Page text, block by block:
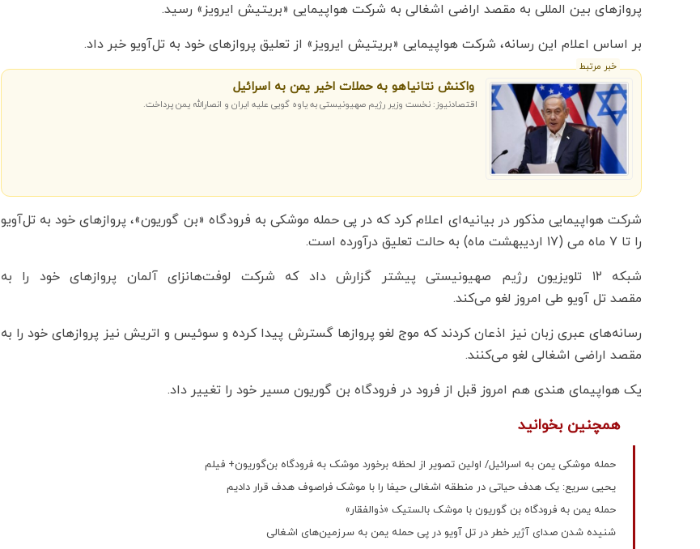
پروازهای بین المللی به مقصد اراضی اشغالی به شرکت هواپیمایی «بریتیش ایرویز» رسید.
بر اساس اعلام این رسانه، شرکت هواپیمایی «بریتیش ایرویز» از تعلیق پروازهای خود به تل‌آویو خبر داد.
خبر مرتبط
واکنش نتانیاهو به حملات اخیر یمن به اسرائیل
اقتصادنیوز: نخست وزیر رژیم صهیونیستی به یاوه گویی علیه ایران و انصارالله یمن پرداخت.
شرکت هواپیمایی مذکور در بیانیه‌ای اعلام کرد که در پی حمله موشکی به فرودگاه «بن گوریون»، پروازهای خود به تل‌آویو
را تا ۷ ماه می (۱۷ اردیبهشت ماه) به حالت تعلیق درآورده است.
شبکه ۱۲ تلویزیون رژیم صهیونیستی پیشتر گزارش داد که شرکت لوفت‌هانزای آلمان پروازهای خود را به
مقصد تل آویو طی امروز لغو می‌کند.
رسانه‌های عبری زبان نیز اذعان کردند که موج لغو پروازها گسترش پیدا کرده و سوئیس و اتریش نیز پروازهای خود را به
مقصد اراضی اشغالی لغو می‌کنند.
یک هواپیمای هندی هم امروز قبل از فرود در فرودگاه بن گوریون مسیر خود را تغییر داد.
همچنین بخوانید
حمله موشکی یمن به اسرائیل/ اولین تصویر از لحظه برخورد موشک به فرودگاه بن‌گوریون+ فیلم
یحیی سریع: یک هدف حیاتی در منطقه اشغالی حیفا را با موشک فراصوف هدف قرار دادیم
حمله یمن به فرودگاه بن گوریون با موشک بالستیک «ذوالفقار»
شنیده شدن صدای آژیر خطر در تل آویو در پی حمله یمن به سرزمین‌های اشغالی